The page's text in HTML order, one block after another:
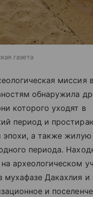
газета
миссия
обнаружила
которого уходят в
период и
эпохи, а также жилую
периода.
археологическом
мухафазе Дакахлия и
и